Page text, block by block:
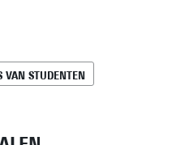
VAN STUDENTEN